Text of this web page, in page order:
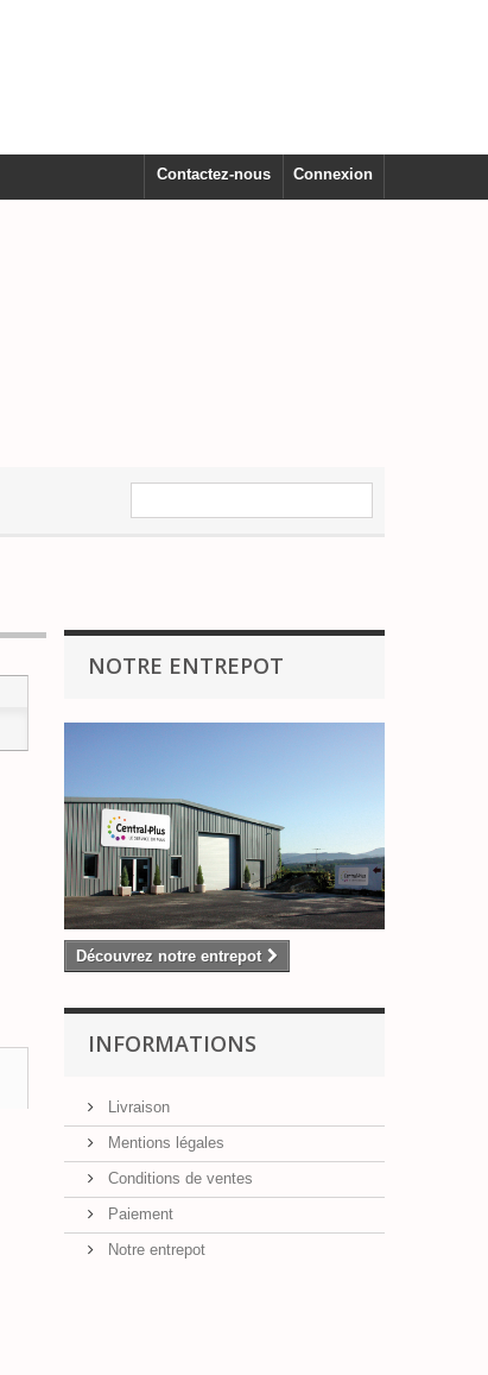
Connexion
Contactez-nous
NOTRE ENTREPOT
Découvrez notre entrepot
INFORMATIONS
Livraison
Mentions légales
Conditions de ventes
Paiement
Notre entrepot